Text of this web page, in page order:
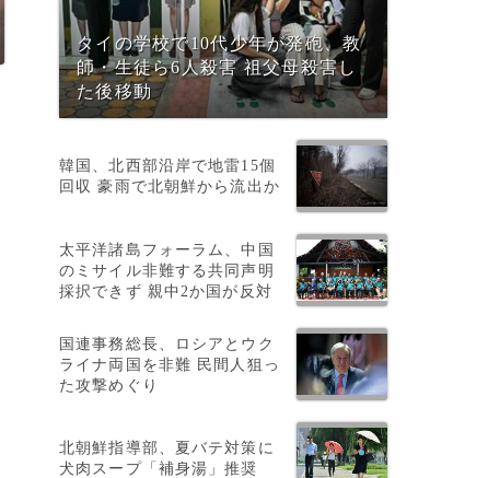
タイの学校で10代少年が発砲、教
師・生徒ら6人殺害 祖父母殺害し
た後移動
韓国、北西部沿岸で地雷15個
回収 豪雨で北朝鮮から流出か
太平洋諸島フォーラム、中国
のミサイル非難する共同声明
採択できず 親中2か国が反対
国連事務総長、ロシアとウク
ライナ両国を非難 民間人狙っ
た攻撃めぐり
北朝鮮指導部、夏バテ対策に
犬肉スープ「補身湯」推奨